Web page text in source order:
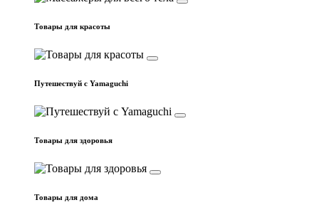
Товары для красоты
Путешествуй с Yamaguchi
Товары для здоровья
Товары для дома